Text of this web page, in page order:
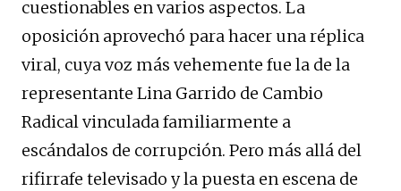
cuestionables en varios aspectos. La
oposición aprovechó para hacer una réplica
viral, cuya voz más vehemente fue la de la
representante Lina Garrido de Cambio
Radical vinculada familiarmente a
escándalos de corrupción. Pero más allá del
rifirrafe televisado y la puesta en escena de